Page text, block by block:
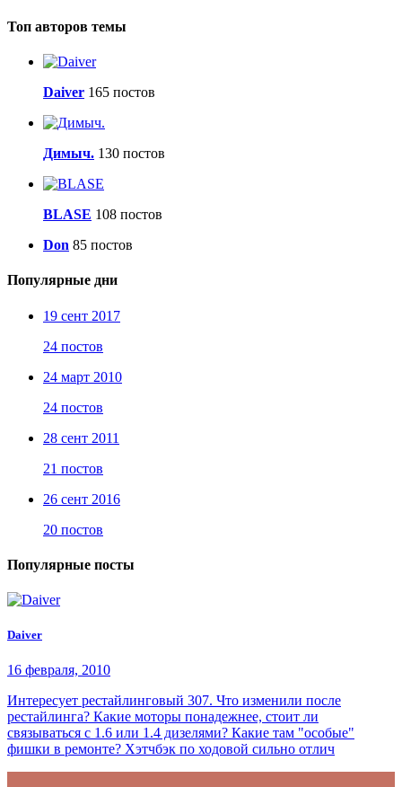
Топ авторов темы
Daiver 165 постов
Димыч. 130 постов
BLASE 108 постов
Don 85 постов
Популярные дни
19 сент 2017
24 постов
24 март 2010
24 постов
28 сент 2011
21 постов
26 сент 2016
20 постов
Популярные посты
Daiver
16 февраля, 2010
Интересует рестайлинговый 307. Что изменили после
рестайлинга? Какие моторы понадежнее, стоит ли
связываться с 1.6 или 1.4 дизелями? Какие там "особые"
фишки в ремонте? Хэтчбэк по ходовой сильно отлич